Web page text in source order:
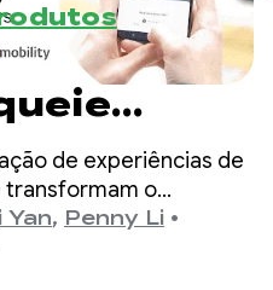
do Kit de
do
no
de experiências de
transformam o
para os usuários.
que os
Yan, Penny Li •